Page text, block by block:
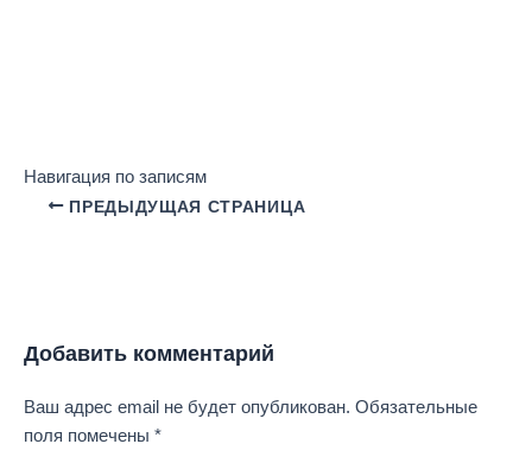
Навигация по записям
ПРЕДЫДУЩАЯ СТРАНИЦА
Добавить комментарий
Ваш адрес email не будет опубликован. Обязательные
поля помечены *